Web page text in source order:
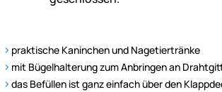
praktische Kaninchen und Nagetiertränke
mit Bügelhalterung zum Anbringen an
das Befüllen ist ganz einfach über den